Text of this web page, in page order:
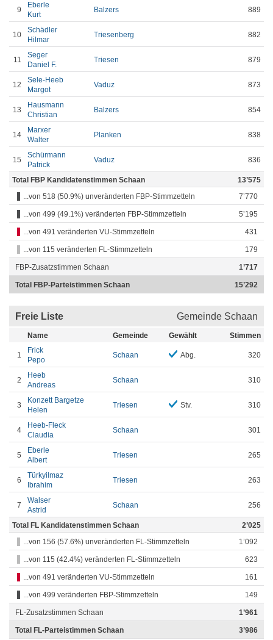
9
Eberle
Kurt
Balzers 889
10
Schädler
Hilmar
Triesenberg 882
11
Seger
Daniel F.
Triesen 879
12
Sele-Heeb
Margot
Vaduz 873
13
Hausmann
Christian
Balzers 854
14
Marxer
Walter
Planken 838
15
Schürmann
Patrick
Vaduz 836
Total FBP Kandidatenstimmen Schaan
13’575
...von 518 (50.9%) unveränderten FBP-Stimmzetteln
7’770
...von 499 (49.1%) veränderten FBP-Stimmzetteln 5’195
...von 491 veränderten VU-Stimmzetteln 431
...von 115 veränderten FL-Stimmzetteln 179
FBP-Zusatzstimmen Schaan 1’717
Total FBP-Parteistimmen Schaan 15’292
Freie Liste Gemeinde Schaan
Name Gemeinde Gewählt Stimmen
1
Frick
Pepo
Schaan Abg. 320
2
Heeb
Andreas
Schaan 310
3
Konzett Bargetze
Helen
Triesen Stv. 310
4
Heeb-Fleck
Claudia
Schaan 301
5
Eberle
Albert
Triesen 265
6
Türkyilmaz
Ibrahim
Triesen 263
7
Walser
Astrid
Schaan 256
Total FL Kandidatenstimmen Schaan
2’025
...von 156 (57.6%) unveränderten FL-Stimmzetteln
1’092
...von 115 (42.4%) veränderten FL-Stimmzetteln 623
...von 491 veränderten VU-Stimmzetteln 161
...von 499 veränderten FBP-Stimmzetteln 149
FL-Zusatzstimmen Schaan 1’961
Total FL-Parteistimmen Schaan 3’986